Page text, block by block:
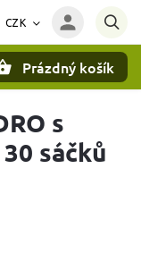
CZK
Prázdný košík
s
sáčků